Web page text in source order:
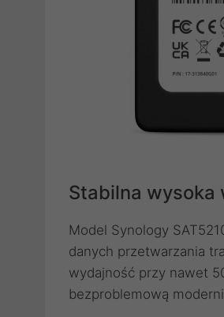
Stabilna
Model Synology
danych przetwarzania
wydajność przy nawet
bezproblemową